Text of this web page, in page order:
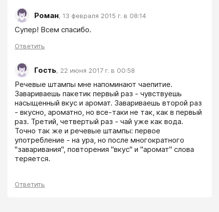
Роман, 13 февраля 2015 г. в 08:14
Cупер! Всем спасибо.
Ответить
Гость, 22 июня 2017 г. в 00:58
Речевые штампы мне напоминают чаепитие.
Завариваешь пакетик первый раз - чувствуешь
насыщенный вкус и аромат. Завариваешь второй раз
- вкусно, ароматно, но все-таки не так, как в первый
раз. Третий, четвертый раз - чай уже как вода.
Точно так же и речевые штампы: первое
употребление - на ура, но после многократного
"заваривания", повторения "вкус" и "аромат" слова
теряется.
Ответить